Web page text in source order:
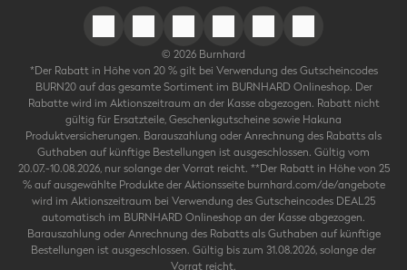
© 2026 Burnhard
*Der Rabatt in Höhe von 20 % gilt bei Verwendung des Gutscheincodes
BURN20 auf das gesamte Sortiment im BURNHARD Onlineshop. Der
Rabatte wird im Aktionszeitraum an der Kasse abgezogen. Rabatt nicht
gültig für Ersatzteile, Geschenkgutscheine sowie Hakuna
Produktversicherungen. Barauszahlung oder Anrechnung des Rabatts als
Guthaben auf künftige Bestellungen ist ausgeschlossen. Gültig vom
20.07.-10.08.2026, nur solange der Vorrat reicht. **Der Rabatt in Höhe von 25
% auf ausgewählte Produkte der Aktionsseite burnhard.com/de/angebote
wird im Aktionszeitraum bei Verwendung des Gutscheincodes DEAL25
automatisch im BURNHARD Onlineshop an der Kasse abgezogen.
Barauszahlung oder Anrechnung des Rabatts als Guthaben auf künftige
Bestellungen ist ausgeschlossen. Gültig bis zum 31.08.2026, solange der
Vorrat reicht.